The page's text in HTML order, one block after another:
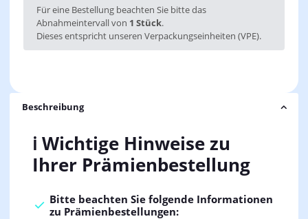
x
Für eine Bestellung beachten Sie bitte das
Abnahmeintervall von 1 Stück.
Dieses entspricht unseren Verpackungseinheiten (VPE).
Beschreibung
ℹ️ Wichtige Hinweise zu
Ihrer Prämienbestellung
Bitte beachten Sie folgende Informationen
zu Prämienbestellungen: